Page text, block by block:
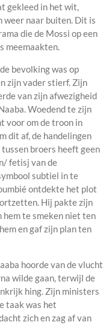
gekleed in het wit,
weer naar buiten. Dit is
die de Mossi op een
meemaakten.
bevolking was op
zijn vader stierf. Zijn
van zijn afwezigheid
Woedend te zijn
voor om de troon in
dit af, de handelingen
broers heeft geen
fetisj van de
subtiel in te
ontdekte het plot
Hij pakte zijn
hem te smeken niet ten
en gaf zijn plan ten
hoorde van de vlucht
wilde gaan, terwijl de
hing. Zijn ministers
taak was het
zich en zag af van